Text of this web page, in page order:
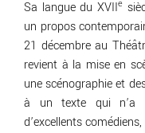
Sa langue du XVIIe
un propos
21 décembre au
revient à la mise en
une scénographie et
à un texte qui n’a
d’excellents